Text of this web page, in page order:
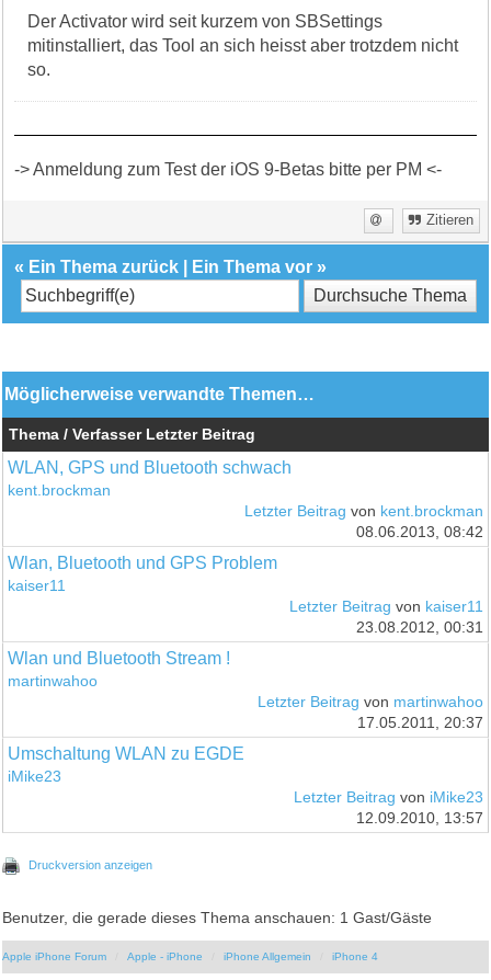
Der Activator wird seit kurzem von SBSettings
mitinstalliert, das Tool an sich heisst aber trotzdem nicht
so.
-> Anmeldung zum Test der iOS 9-Betas bitte per PM <-
Zitieren
« Ein Thema zurück Ein Thema vor »
Möglicherweise verwandte Themen…
Thema / Verfasser Letzter Beitrag
WLAN, GPS und Bluetooth schwach
kent.brockman
Letzter Beitrag von kent.brockman
08.06.2013, 08:42
Wlan, Bluetooth und GPS Problem
kaiser11
Letzter Beitrag von kaiser11
23.08.2012, 00:31
Wlan und Bluetooth Stream !
martinwahoo
Letzter Beitrag von martinwahoo
17.05.2011, 20:37
Umschaltung WLAN zu EGDE
iMike23
Letzter Beitrag von iMike23
12.09.2010, 13:57
Druckversion anzeigen
Benutzer, die gerade dieses Thema anschauen: 1 Gast/Gäste
Apple iPhone Forum Apple - iPhone iPhone Allgemein iPhone 4